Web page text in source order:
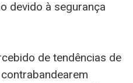
devido à segurança
de tendências de